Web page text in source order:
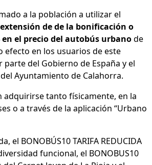
a la población a utilizar el
extensión de de la bonificación o
en el precio del autobús urbanode
efecto en los usuarios de este
parte del Gobierno de España y el
Ayuntamiento de Calahorra.
adquirirse tanto físicamente, en la
o a través de la aplicación “Urbano
el BONOBÚS10 TARIFA REDUCIDA
funcional, el BONOBUS10